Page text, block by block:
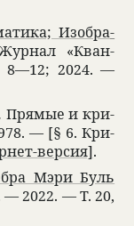
Изоб­ра­
«Кван­
2024. —
Прямые и кри­
— [§ 6. Кри­
вер­сия].
Мэри Буль
2022. — Т. 20,